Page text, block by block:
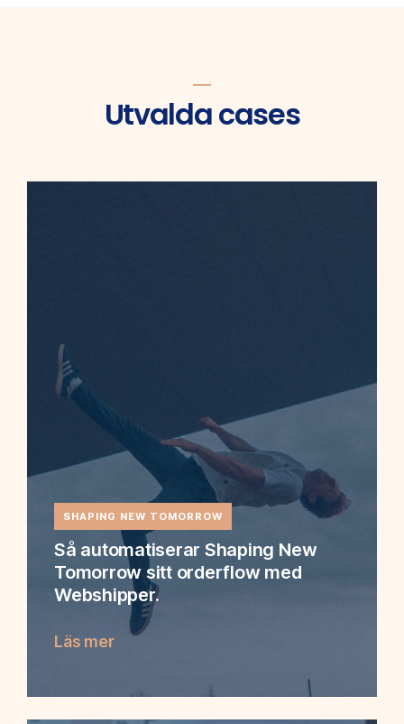
Utvalda cases
SHAPING NEW TOMORROW
Så automatiserar Shaping New
Tomorrow sitt orderflow med
Webshipper.
Läs mer